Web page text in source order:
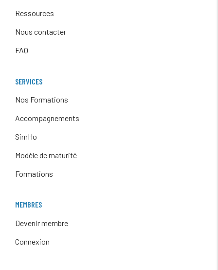
Ressources
Nous contacter
FAQ
SERVICES
Nos Formations
Accompagnements
SimHo
Modèle de maturité
Formations
MEMBRES
Devenir membre
Connexion